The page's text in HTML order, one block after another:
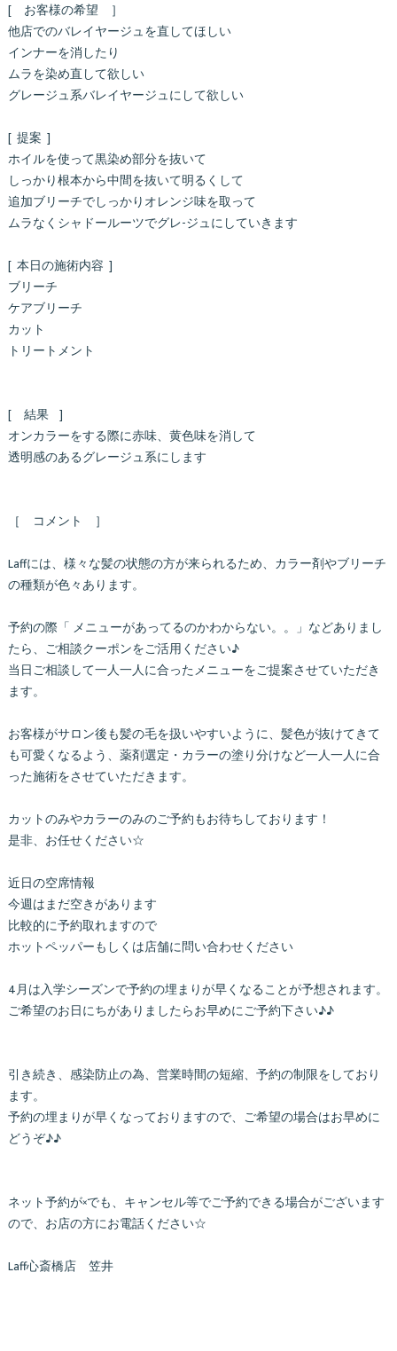
[ お客様の希望 ］
他店でのバレイヤージュを直してほしい
インナーを消したり
ムラを染め直して欲しい
グレージュ系バレイヤージュにして欲しい
[ 提案 ]
ホイルを使って黒染め部分を抜いて
しっかり根本から中間を抜いて明るくして
追加ブリーチでしっかりオレンジ味を取って
ムラなくシャドールーツでグレ-ジュにしていきます
[ 本日の施術内容 ]
ブリーチ
ケアブリーチ
カット
トリートメント
[ 結果 ]
オンカラーをする際に赤味、黄色味を消して
透明感のあるグレージュ系にします
［ コメント ］
Laffには、様々な髪の状態の方が来られるため、カラー剤やブリーチ
の種類が色々あります。
予約の際「 メニューがあってるのかわからない。。」などありまし
たら、ご相談クーポンをご活用ください♪
当日ご相談して一人一人に合ったメニューをご提案させていただき
ます。
お客様がサロン後も髪の毛を扱いやすいように、髪色が抜けてきて
も可愛くなるよう、薬剤選定・カラーの塗り分けなど一人一人に合
った施術をさせていただきます。
カットのみやカラーのみのご予約もお待ちしております！
是非、お任せください☆
近日の空席情報
今週はまだ空きがあります
比較的に予約取れますので
ホットペッパーもしくは店舗に問い合わせください
4月は入学シーズンで予約の埋まりが早くなることが予想されます。
ご希望のお日にちがありましたらお早めにご予約下さい♪♪
引き続き、感染防止の為、営業時間の短縮、予約の制限をしており
ます。
予約の埋まりが早くなっておりますので、ご希望の場合はお早めに
どうぞ♪♪
ネット予約が×でも、キャンセル等でご予約できる場合がございます
ので、お店の方にお電話ください☆
Laff心斎橋店 笠井